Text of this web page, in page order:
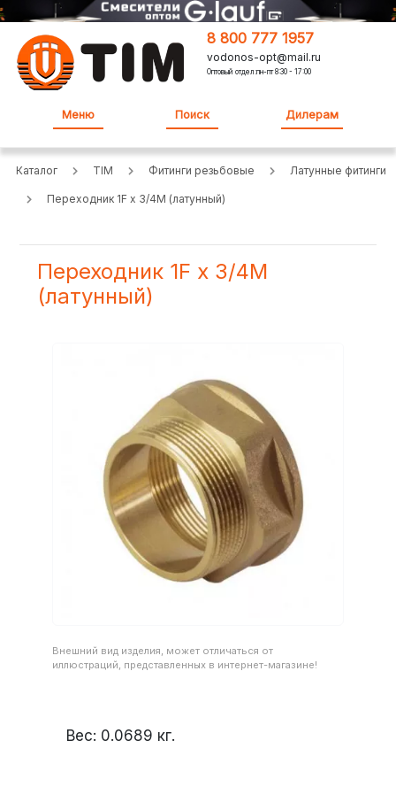
8 800 777 1957
vodonos-opt@mail.ru
Оптовый отдел:пн-пт 8:30 - 17:00
Меню Поиск Дилерам
Каталог TIM Фитинги резьбовые Латунные фитинги
Переходник 1F х 3/4M (латунный)
Переходник 1F х 3/4M
(латунный)
Внешний вид изделия, может отличаться от
иллюстраций, представленных в интернет-магазине!
Вес: 0.0689 кг.